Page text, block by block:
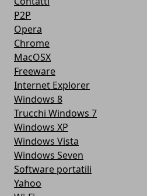
P2P
Opera
Chrome
MacOSX
Freeware
Internet Explorer
Windows 8
Trucchi Windows 7
Windows XP
Windows Vista
Windows Seven
Software portatili
Yahoo